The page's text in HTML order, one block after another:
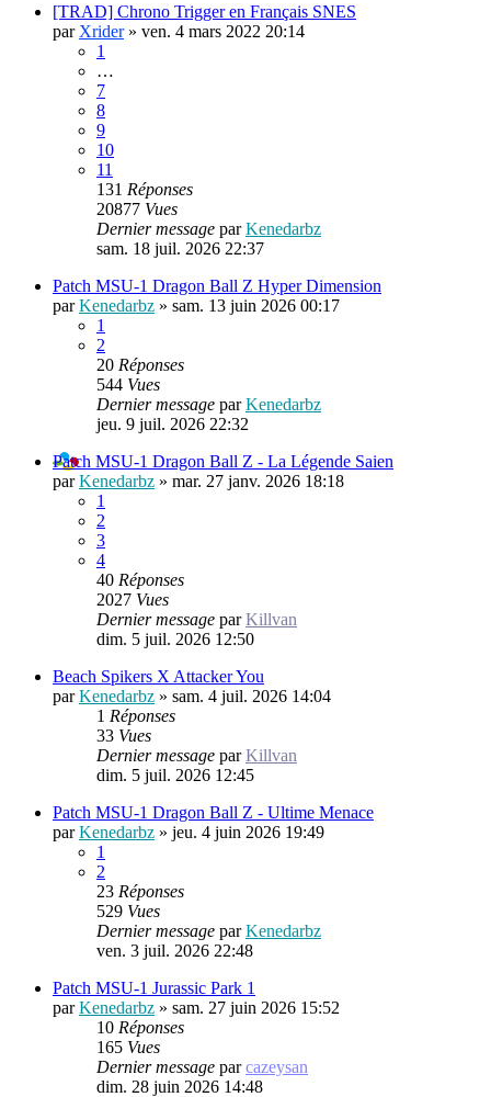
[TRAD] Chrono Trigger en Français SNES
par Xrider» ven. 4 mars 2022 20:14
1
…
7
8
9
10
11
131 Réponses
20877 Vues
Dernier message parKenedarbz
sam. 18 juil. 2026 22:37
Patch MSU-1 Dragon Ball Z Hyper Dimension
parKenedarbz » sam. 13 juin 2026 00:17
1
2
20 Réponses
544 Vues
Dernier message parKenedarbz
jeu. 9 juil. 2026 22:32
Patch MSU-1 Dragon Ball Z - La Légende Saien
parKenedarbz » mar. 27 janv. 2026 18:18
1
2
3
4
40 Réponses
2027 Vues
Dernier message parKillvan
dim. 5 juil. 2026 12:50
Beach Spikers X Attacker You
parKenedarbz » sam. 4 juil. 2026 14:04
1 Réponses
33 Vues
Dernier message parKillvan
dim. 5 juil. 2026 12:45
Patch MSU-1 Dragon Ball Z - Ultime Menace
parKenedarbz » jeu. 4 juin 2026 19:49
1
2
23 Réponses
529 Vues
Dernier message parKenedarbz
ven. 3 juil. 2026 22:48
Patch MSU-1 Jurassic Park 1
parKenedarbz » sam. 27 juin 2026 15:52
10 Réponses
165 Vues
Dernier message parcazeysan
dim. 28 juin 2026 14:48